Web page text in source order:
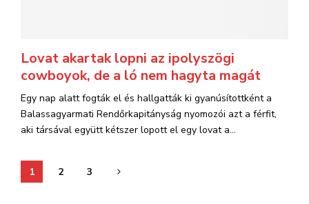
Lovat akartak lopni az ipolyszögi
cowboyok, de a ló nem hagyta magát
Egy nap alatt fogták el és hallgatták ki gyanúsítottként a
Balassagyarmati Rendőrkapitányság nyomozói azt a férfit,
aki társával együtt kétszer lopott el egy lovat a...
Bejegyzések
1 2 3